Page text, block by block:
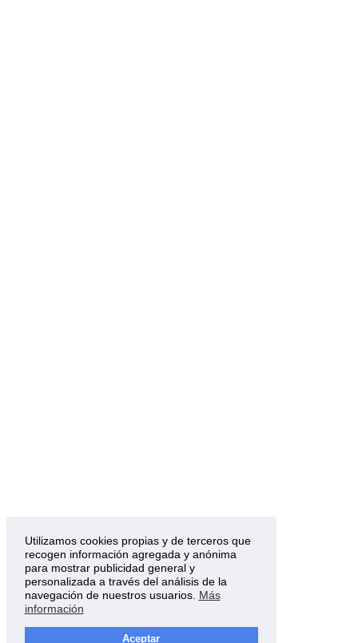
Utilizamos cookies propias y de terceros que
recogen información agregada y anónima
para mostrar publicidad general y
personalizada a través del análisis de la
navegación de nuestros usuarios. Más
información
Aceptar